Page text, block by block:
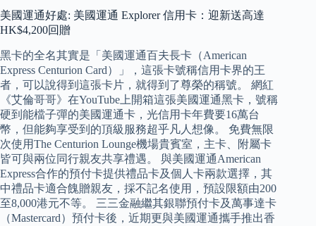
美國運通好處: 美國運通 Explorer 信用卡：迎新送高達
HK$4,200回贈
黑卡的全名其實是「美國運通百夫長卡（American
Express Centurion Card）」，這張卡號稱信用卡界的王
者，可以說得到這張卡片，就得到了尊榮的稱號。 網紅
《艾倫哥哥》在YouTube上開箱這張美國運通黑卡，號稱
硬到能檔子彈的美國運通卡，光信用卡年費要16萬台
幣，但能夠享受到的頂級服務超乎凡人想像。 免費無限
次使用The Centurion Lounge機場貴賓室，主卡、附屬卡
皆可與兩位同行親友共享禮遇。 與美國運通American
Express合作的預付卡提供禮品卡及個人卡兩款選擇，其
中禮品卡適合餽贈親友，採不記名使用，預設限額由200
至8,000港元不等。 三三金融繼其銀聯預付卡及萬事達卡
（Mastercard）預付卡後，近期更與美國運通攜手推出香